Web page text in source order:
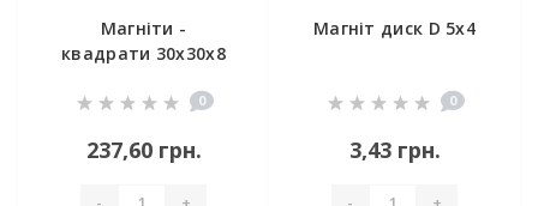
Магніти -
квадрати 30x30x8
0
237,60 грн.
Магніт диск D 5х4
0
3,43 грн.